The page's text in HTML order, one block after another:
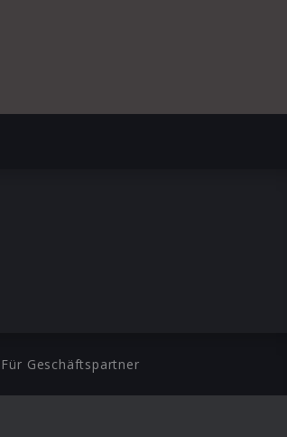
Für Geschäftspartner